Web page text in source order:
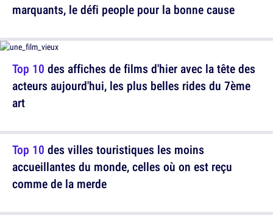
Top 10 des affiches de films d'hier avec la tête des
acteurs aujourd'hui, les plus belles rides du 7ème
art
marquants, le défi people pour la bonne cause
Top 10 des villes touristiques les moins
accueillantes du monde, celles où on est reçu
comme de la merde